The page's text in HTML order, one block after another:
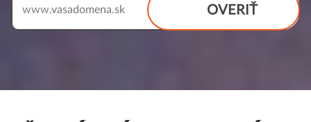
OVERIŤ
www.